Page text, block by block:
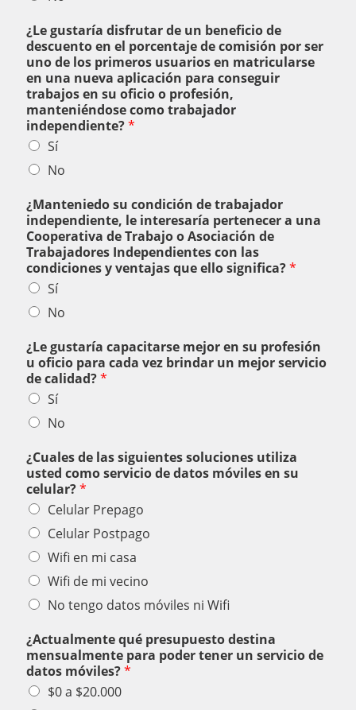
¿Le gustaría disfrutar de un beneficio de
descuento en el porcentaje de comisión por ser
uno de los primeros usuarios en matricularse
en una nueva aplicación para conseguir
trabajos en su oficio o profesión,
manteniéndose como trabajador
independiente?*
Sí
No
¿Manteniedo su condición de trabajador
independiente, le interesaría pertenecer a una
Cooperativa de Trabajo o Asociación de
Trabajadores Independientes con las
condiciones y ventajas que ello significa?*
Sí
No
¿Le gustaría capacitarse mejor en su profesión
u oficio para cada vez brindar un mejor servicio
de calidad?*
Sí
No
¿Cuales de las siguientes soluciones utiliza
usted como servicio de datos móviles en su
celular?*
Celular Prepago
Celular Postpago
Wifi en mi casa
Wifi de mi vecino
No tengo datos móviles ni Wifi
¿Actualmente qué presupuesto destina
mensualmente para poder tener un servicio de
datos móviles?*
$0 a $20.000